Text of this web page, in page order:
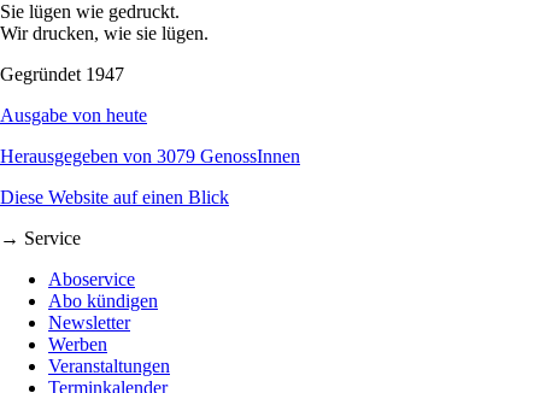
Sie lügen wie gedruckt.
Wir drucken, wie sie lügen.
Gegründet 1947
Ausgabe von heute
Herausgegeben von 3079 GenossInnen
Diese Website auf einen Blick
→ Service
Aboservice
Abo kündigen
Newsletter
Werben
Veranstaltungen
Terminkalender